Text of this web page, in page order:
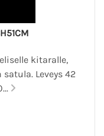
kitaralle,
satula. Leveys 42